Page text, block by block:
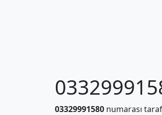
03329991580numarası